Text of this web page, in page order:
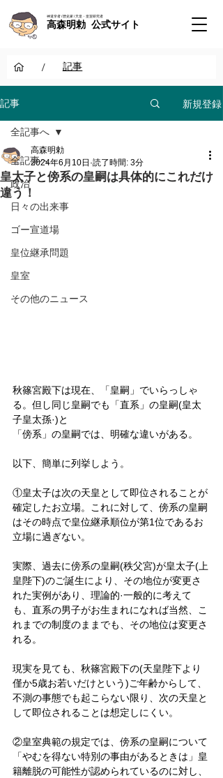
神道学者 / 歴史家 / 天皇・皇室研究者
高森明勅 公式サイト
/ 記事
記事 新規登録
全記事へ
政治
日々の出来事
ゴー宣道場
皇位継承問題
皇室
その他のニュース
全記事へ
皇太子と傍系の皇嗣は具体的にこれだけ
違う！
高森明勅
2024年6月10日 読了時間: 3分
秋篠宮殿下は現在、「皇嗣」でいらっしゃ
る。但し同じ皇嗣でも「直系」の皇嗣(皇太
子皇太孫·)と
「傍系」の皇嗣では、明確な違いがある。
以下、簡単に列挙しよう。
①皇太子は次の天皇として即位されることが
確定したお立場。これに対して、傍系の皇嗣
はその時点で皇位継承順位が第1位であるお
立場に過ぎない。
実際、過去に傍系の皇嗣(秩父宮)が皇太子(上
皇陛下)のご誕生により、その地位が変更さ
れた実例があり、理論的·一般的に考えて
も、直系の男子がお生まれになれば当然、こ
れまでの制度のままでも、その地位は変更さ
れる。
現実を見ても、秋篠宮殿下の(天皇陛下より
僅か5歳お若いだけという)ご年齢からして、
不測の事態でも起こらない限り、次の天皇と
して即位されることは想定しにくい。
②皇室典範の規定では、傍系の皇嗣について
「やむを得ない特別の事由があるときは」皇
籍離脱の可能性が認められているのに対し、